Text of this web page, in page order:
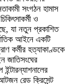
সংগঠন হামাস
ও
যা নতুন প্রকাশিত
আইনে একটি
কর্মীর হত্যাকাণ্ডকে
জাতিসংঘের
আটজন রেড ক্রিসেন্ট